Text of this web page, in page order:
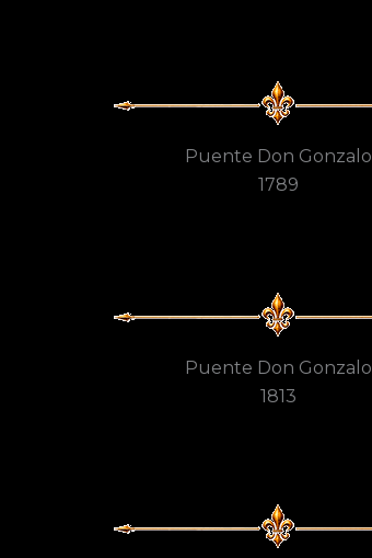
Puente Don Gonzalo
1789
Puente Don Gonzalo
1813